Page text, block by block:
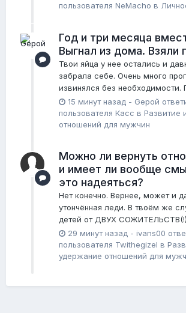
пользователя NeMacho в
Год и три месяца
Выгнал из дома. Взяли
Твои яйца у нее остались и
забрала себе. Очень много
извинялся без необходимости.
15 минут назад - Gерой
пользователя Касс в Pазвитие
отношений для мужчин
Можно ли вернуть
и имеет ли вообще
это надеяться?
Нет конечно. Вернее, может и
утончённая леди. В твоём же
детей от ДВУХ
29 минут назад - ivans00
пользователя Twithegizel в
удержание отношений для